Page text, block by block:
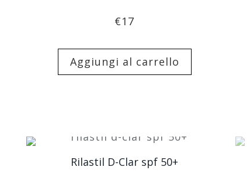
€17
Aggiungi al carrello
Rilastil D-Clar spf 50+